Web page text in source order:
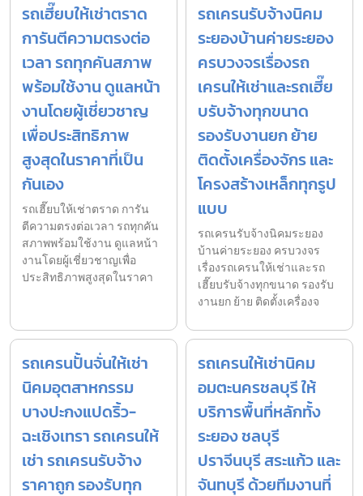
รถเฮี๊ยบให้เช่าตราด
การันตีความตรงต่อ
เวลา รถทุกคันสภาพ
พร้อมใช้งาน ดูแลหน้า
งานโดยผู้เชี่ยวชาญ
เพื่อประสิทธิภาพ
สูงสุดในราคาที่เป็น
กันเอง
รถเฮี๊ยบให้เช่าตราด การัน
ตีความตรงต่อเวลา รถทุกคัน
สภาพพร้อมใช้งาน ดูแลหน้า
งานโดยผู้เชี่ยวชาญเพื่อ
ประสิทธิภาพสูงสุดในราคา
รถเครนรับจ้างนิคม
ระยองบ้านค่ายระยอง
ครบวงจรเรื่องรถ
เครนให้เช่าและรถเฮี๊ย
บรับจ้างทุกขนาด
รองรับงานยก ย้าย
ติดตั้งเครื่องจักร และ
โครงสร้างเหล็กทุกรูป
แบบ
รถเครนรับจ้างนิคมระยอง
บ้านค่ายระยอง ครบวงจร
เรื่องรถเครนให้เช่าและรถ
เฮี๊ยบรับจ้างทุกขนาด รองรับ
งานยก ย้าย ติดตั้งเครื่องจ
รถเครนปั้นจั่นให้เช่า
นิคมอุตสาหกรรม
บางปะกงแปดริ้ว-
ฉะเชิงเทรา รถเครนให้
เช่า รถเครนรับจ้าง
ราคาถูก รองรับทุก
รถเครนให้เช่านิคม
อมตะนครชลบุรี ให้
บริการพื้นที่หลักทั้ง
ระยอง ชลบุรี
ปราจีนบุรี สระแก้ว และ
จันทบุรี ด้วยทีมงานที่